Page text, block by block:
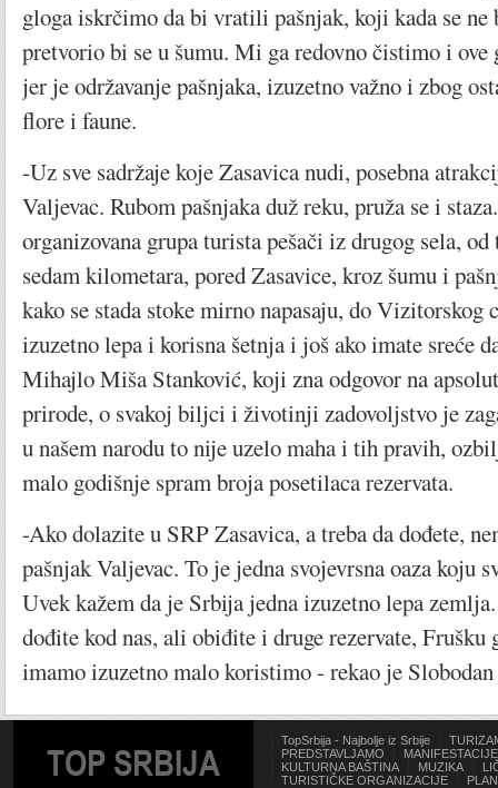
gloga iskrčimo da bi vratili pašnjak, koji kada se ne
pretvorio bi se u šumu. Mi ga redovno čistimo i
jer je održavanje pašnjaka, izuzetno važno i zbog
flore i faune.
-Uz sve sadržaje koje Zasavica nudi, posebna
Valjevac. Rubom pašnjaka duž reku, pruža se i
organizovana grupa turista pešači iz drugog sela,
sedam kilometara, pored Zasavice, kroz šumu i
kako se stada stoke mirno napasaju, do Vizitorskog
izuzetno lepa i korisna šetnja i još ako imate sreće
Mihajlo Miša Stanković, koji zna odgovor na
prirode, o svakoj biljci i životinji zadovoljstvo je
u našem narodu to nije uzelo maha i tih pravih,
malo godišnje spram broja posetilaca rezervata.
-Ako dolazite u SRP Zasavica, a treba da dođete,
pašnjak Valjevac. To je jedna svojevrsna oaza koju
Uvek kažem da je Srbija jedna izuzetno lepa
dođite kod nas, ali obiđite i druge rezervate, Frušku
imamo izuzetno malo koristimo - rekao je
TOP SRBIJA
TopSrbija - Najbolje iz Srbije
PREDSTAVLJAMO
MANIFESTACIJE
KULTURNA BAŠTINA
MUZIKA
TURISTIČKE ORGANIZACIJE